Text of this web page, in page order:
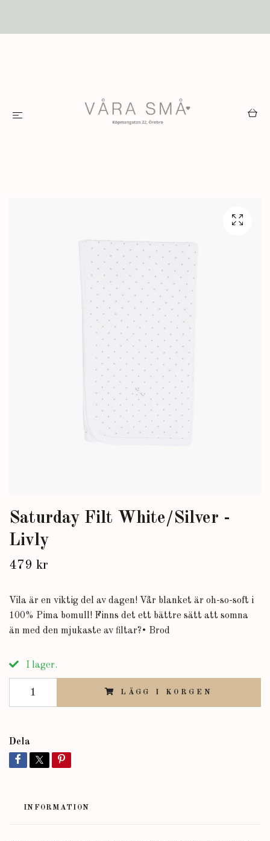
Saturday Filt White/Silver -
Livly
479 kr
Vila är en viktig del av dagen! Vår blanket är oh-so-soft i
100% Pima bomull! Finns det ett bättre sätt att somna
än med den mjukaste av filtar?• Brod
I lager.
LÄGG I KORGEN
Dela
INFORMATION